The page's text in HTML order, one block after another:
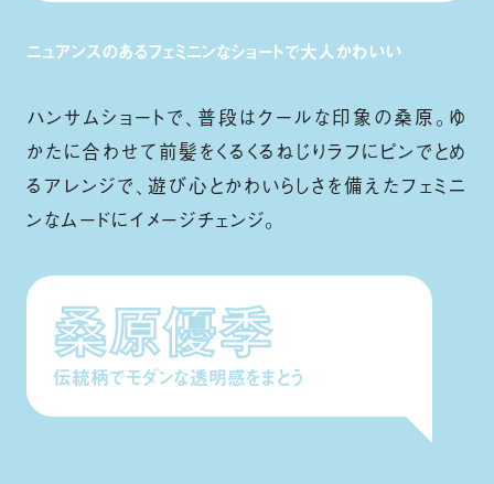
ニュアンスのあるフェミニンなショートで大人かわいい
ハンサムショートで、普段はクールな印象の桑原。ゆ
かたに合わせて前髪をくるくるねじりラフにピンでとめ
るアレンジで、遊び心とかわいらしさを備えたフェミニ
ンなムードにイメージチェンジ。
桑原優季
伝統柄でモダンな透明感をまとう